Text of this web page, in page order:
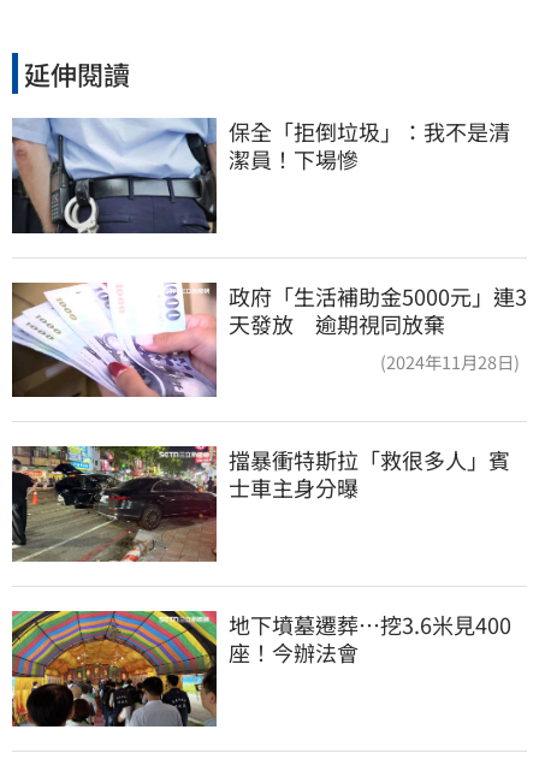
延伸閱讀
保全「拒倒垃圾」：我不是清
潔員！下場慘
政府「生活補助金5000元」連3
天發放 逾期視同放棄
(2024年11月28日)
擋暴衝特斯拉「救很多人」賓
士車主身分曝
地下墳墓遷葬…挖3.6米見400
座！今辦法會